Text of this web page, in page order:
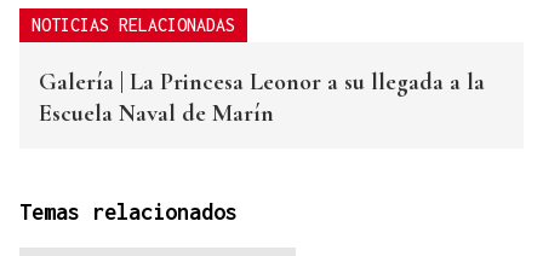
NOTICIAS RELACIONADAS
Galería | La Princesa Leonor a su llegada a la
Escuela Naval de Marín
Temas relacionados